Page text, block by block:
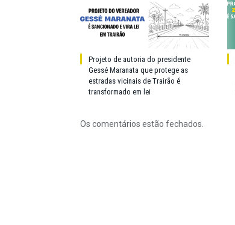
Projeto de autoria do presidente
Gessé Maranata que protege as
estradas vicinais de Trairão é
transformado em lei
Os comentários estão fechados.